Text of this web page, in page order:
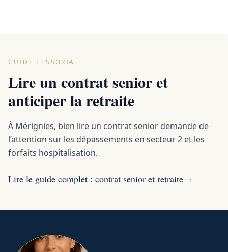
GUIDE TESSORIA
Lire un contrat senior et
anticiper la retraite
À Mérignies, bien lire un contrat senior demande de
l’attention sur les dépassements en secteur 2 et les
forfaits hospitalisation.
Lire le guide complet : contrat senior et retraite→